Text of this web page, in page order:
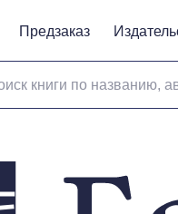
книги по названию,
Предзаказ
Предзаказ